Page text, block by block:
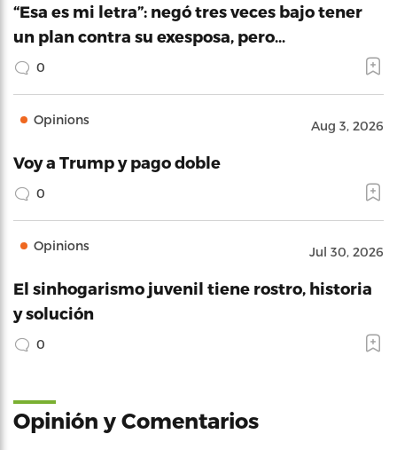
“Esa es mi letra”: negó tres veces bajo tener
un plan contra su exesposa, pero…
0
Opinions Aug 3, 2026
Voy a Trump y pago doble
0
Opinions Jul 30, 2026
El sinhogarismo juvenil tiene rostro, historia
y solución
0
Opinión y Comentarios